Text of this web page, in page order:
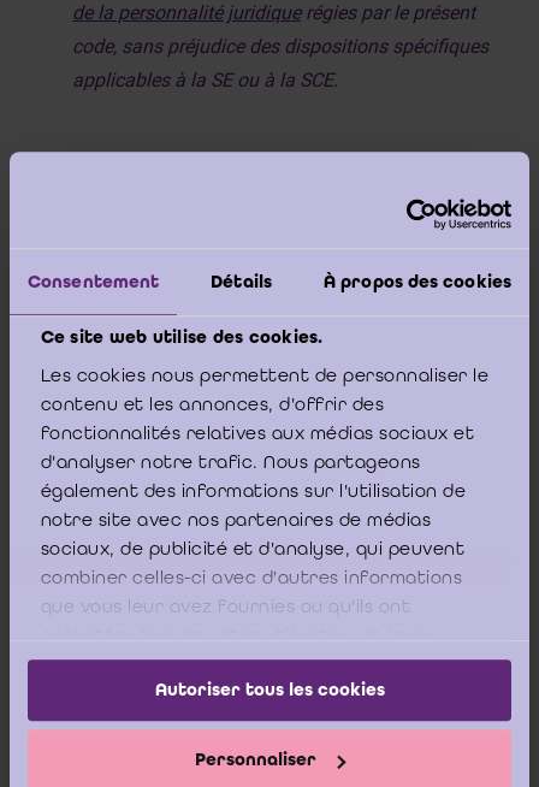
Consentement Détails À propos des cookies
Ce site web utilise des cookies.
Les cookies nous permettent de personnaliser le
contenu et les annonces, d'offrir des
fonctionnalités relatives aux médias sociaux et
d'analyser notre trafic. Nous partageons
également des informations sur l'utilisation de
notre site avec nos partenaires de médias
sociaux, de publicité et d'analyse, qui peuvent
combiner celles-ci avec d'autres informations
que vous leur avez fournies ou qu'ils ont
services.
Autoriser tous les cookies
Personnaliser
de la personnalité juridiquerégies par le présent
code, sans préjudice des dispositions spécifiques
applicables à la SE ou à la SCE.
L’article 1:5, § 2 du CSA reconnaît en tant quesociétés dotées
- la société à responsabilité limitée, en abrégéSRL
L’ICCI est donc d’avis que, pour une transformation d’une SRL
en SComm, les articles 14:1 – 14:30 du CSA (Titre 1er
Transformation des sociétés) sont d’application.
Par conséquent, selon l’article 14:4, alinéa 1er du CSA, le
d'entreprises ou un expert-comptable externe désigné par
l'organe d'administration de la SRL en question doit faire
rapport sur cet état et indiquer notamment si l'actif net est